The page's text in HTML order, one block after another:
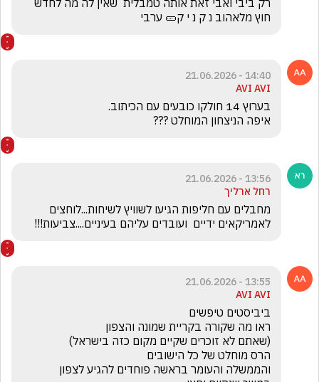
חוץ מלאהוב נ ק נ י ק🥒 ערבי
14:40 - 21.06.2026
AVI AVI
איפה הניצחון המוחלט ???
13:56 - 21.06.2026
רחל ארליך
לאמריקאים ידיים  ועובדים עליהם בעיניים....צביעות!!!
13:55 - 21.06.2026
AVI AVI